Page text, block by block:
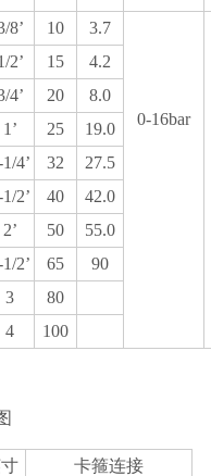
8’ 10 3.7
0-16bar
2’ 15 4.2
4’ 20 8.0
1’ 25 19.0
4’ 32 27.5
2’ 40 42.0
2’ 50 55.0
2’ 65 90
3 80
4 100
卡箍连接